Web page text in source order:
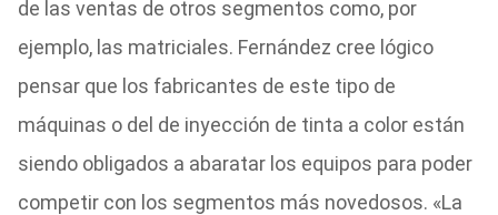
de las ventas de otros segmentos como, por
ejemplo, las matriciales. Fernández cree lógico
pensar que los fabricantes de este tipo de
máquinas o del de inyección de tinta a color están
siendo obligados a abaratar los equipos para poder
competir con los segmentos más novedosos. «La